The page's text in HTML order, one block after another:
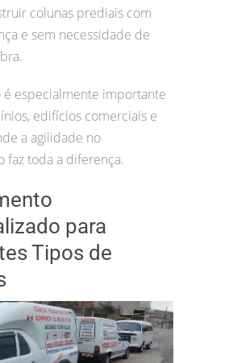
colunas prediais com
e sem necessidade de
é especialmente importante
edifícios comerciais e
a agilidade no
faz toda a diferença.
para
Tipos de